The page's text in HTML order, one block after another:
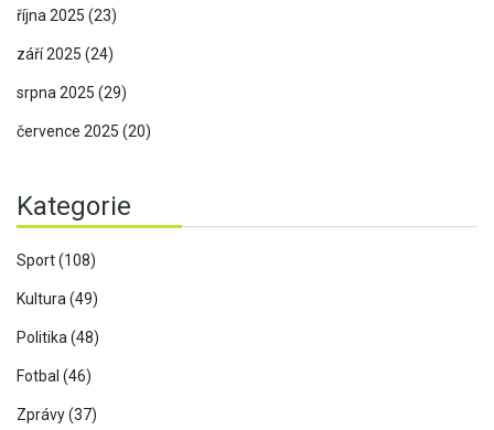
října 2025 (23)
září 2025 (24)
srpna 2025 (29)
července 2025 (20)
Kategorie
Sport(108)
Kultura(49)
Politika(48)
Fotbal (46)
Zprávy(37)